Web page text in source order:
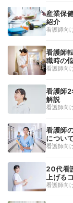
産業保
紹介
看護師向
看護師
職時の
看護師向
看護師2
解説
看護師向
看護師
につい
看護師向
20代看
上げる
看護師向